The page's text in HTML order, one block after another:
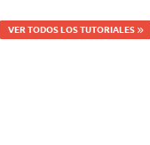
VER TODOS LOS TUTORIALES